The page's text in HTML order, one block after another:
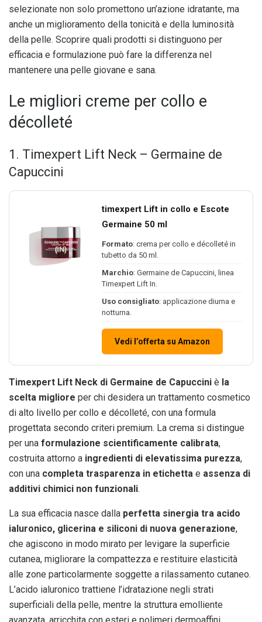
selezionate non solo promettono un’azione idratante, ma
anche un miglioramento della tonicità e della luminosità
della pelle. Scoprire quali prodotti si distinguono per
efficacia e formulazione può fare la differenza nel
mantenere una pelle giovane e sana.
Le migliori creme per collo e
décolleté
1. Timexpert Lift Neck – Germaine de
Capuccini
timexpert Lift in collo e Escote
Germaine 50 ml
Formato: crema per collo e décolleté in
tubetto da 50 ml.
Marchio: Germaine de Capuccini, linea
Timexpert Lift In.
Uso consigliato: applicazione diurna e
notturna.
Vedi l’offerta su Amazon
Timexpert Lift Neck di Germaine de Capuccini è la
scelta migliore per chi desidera un trattamento cosmetico
di alto livello per collo e décolleté, con una formula
progettata secondo criteri premium. La crema si distingue
per una formulazione scientificamente calibrata,
costruita attorno a ingredienti di elevatissima purezza,
con una completa trasparenza in etichetta e assenza di
additivi chimici non funzionali.
La sua efficacia nasce dalla perfetta sinergia tra acido
ialuronico, glicerina e siliconi di nuova generazione,
che agiscono in modo mirato per levigare la superficie
cutanea, migliorare la compattezza e restituire elasticità
alle zone particolarmente soggette a rilassamento cutaneo.
L’acido ialuronico trattiene l’idratazione negli strati
superficiali della pelle, mentre la struttura emolliente